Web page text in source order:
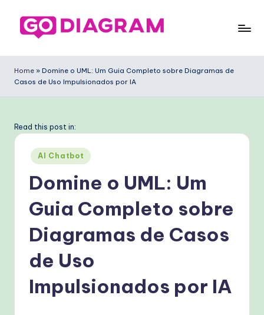
o
D
g
ra
rt
Home » Domine o UML: Um Guia Completo sobre Diagramas de
Casos de Uso Impulsionados por IA
Read this post in:
Posted
in
AI Chatbot
Domine o UML: Um
Guia Completo sobre
Diagramas de Casos
de Uso
Impulsionados por IA